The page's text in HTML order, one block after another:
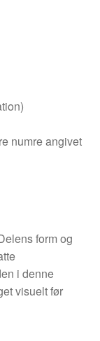
numre angivet
form og
i denne
visuelt før